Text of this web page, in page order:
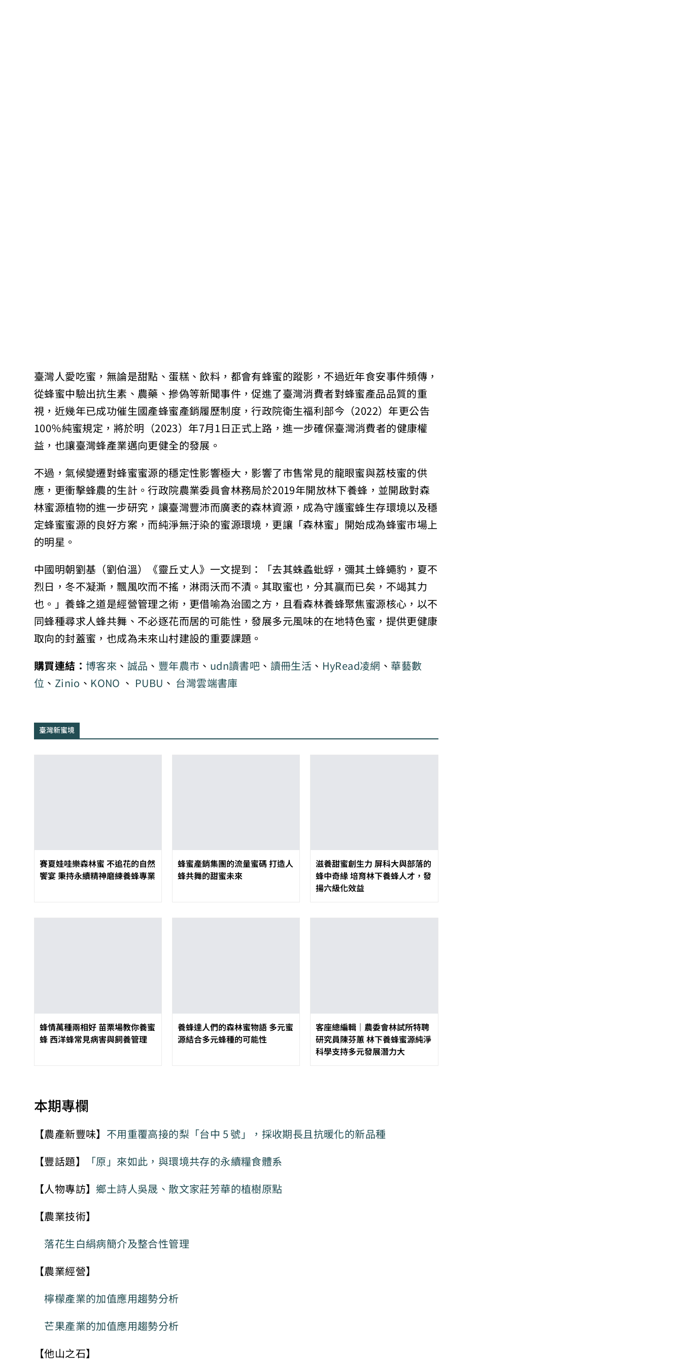
臺灣人愛吃蜜，無論是甜點、蛋糕、飲料，都會有蜂蜜的蹤影，不過近年食安事件頻傳，
從蜂蜜中驗出抗生素、農藥、摻偽等新聞事件，促進了臺灣消費者對蜂蜜產品品質的重
視，近幾年已成功催生國產蜂蜜產銷履歷制度，行政院衛生福利部今（2022）年更公告
100％純蜜規定，將於明（2023）年7月1日正式上路，進一步確保臺灣消費者的健康權
益，也讓臺灣蜂產業邁向更健全的發展。
不過，氣候變遷對蜂蜜蜜源的穩定性影響極大，影響了市售常見的龍眼蜜與荔枝蜜的供
應，更衝擊蜂農的生計。行政院農業委員會林務局於2019年開放林下養蜂，並開啟對森
林蜜源植物的進一步研究，讓臺灣豐沛而廣袤的森林資源，成為守護蜜蜂生存環境以及穩
定蜂蜜蜜源的良好方案，而純淨無汙染的蜜源環境，更讓「森林蜜」開始成為蜂蜜市場上
的明星。
中國明朝劉基（劉伯溫）《靈丘丈人》一文提到：「去其蛛蟊蚍蜉，彌其土蜂蠅豹，夏不
烈日，冬不凝澌，飄風吹而不搖，淋雨沃而不漬。其取蜜也，分其贏而已矣，不竭其力
也。」養蜂之道是經營管理之術，更借喻為治國之方，且看森林養蜂聚焦蜜源核心，以不
同蜂種尋求人蜂共舞、不必逐花而居的可能性，發展多元風味的在地特色蜜，提供更健康
取向的封蓋蜜，也成為未來山村建設的重要課題。
購買連結：博客來、誠品、豐年農市、udn讀書吧、讀冊生活、HyRead凌網、華藝數
位、Zinio、KONO 、 PUBU、 台灣雲端書庫
臺灣新蜜境
賽夏娃哇樂森林蜜 不追花的自然
饗宴 秉持永續精神磨練養蜂專業
蜂蜜產銷集團的流量蜜碼 打造人
蜂共舞的甜蜜未來
滋養甜蜜創生力 屏科大與部落的
蜂中奇緣 培育林下養蜂人才，發
揚六級化效益
蜂情萬種兩相好 苗栗場教你養蜜
蜂 西洋蜂常見病害與飼養管理
養蜂達人們的森林蜜物語 多元蜜
源結合多元蜂種的可能性
客座總編輯｜農委會林試所特聘
研究員陳芬蕙 林下養蜂蜜源純淨
科學支持多元發展潛力大
本期專欄
【農產新豐味】 不用重覆高接的梨「台中 5 號」，採收期長且抗暖化的新品種
【豐話題】 「原」來如此，與環境共存的永續糧食體系
【人物專訪】 鄉土詩人吳晟、散文家莊芳華的植樹原點
【農業技術】
落花生白絹病簡介及整合性管理
【農業經營】
檸檬產業的加值應用趨勢分析
芒果產業的加值應用趨勢分析
【他山之石】